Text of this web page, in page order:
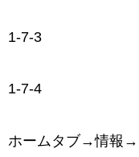
1-7-3
1-7-4
ホームタブ→情報→